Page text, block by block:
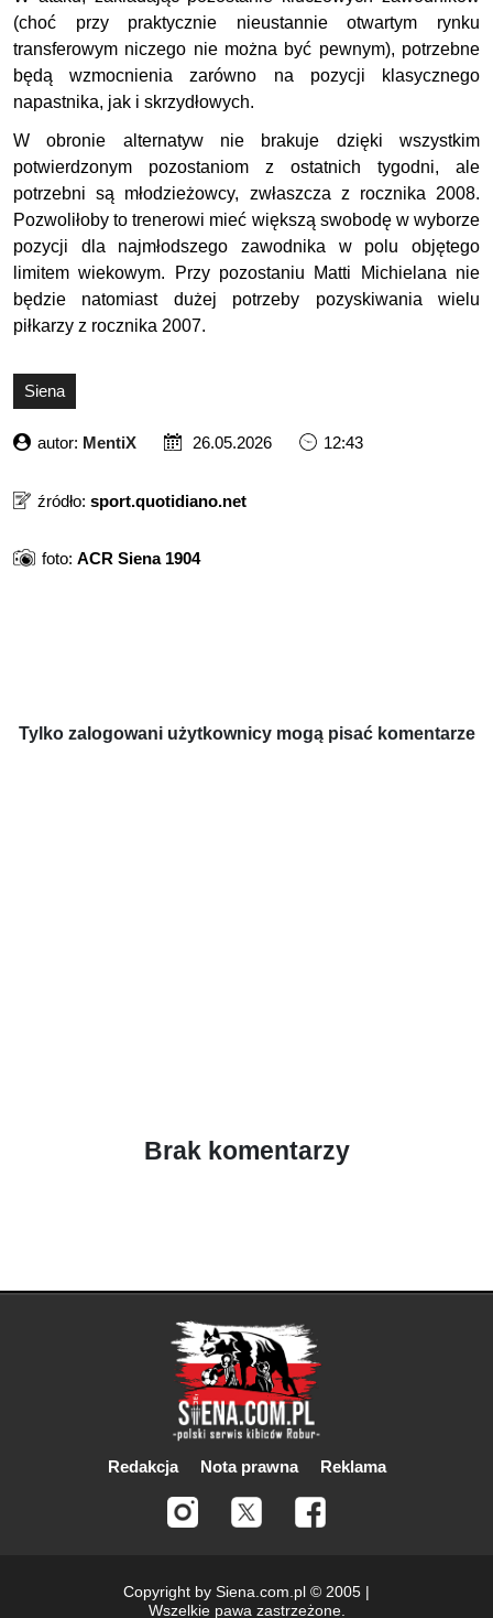
(choć przy praktycznie nieustannie otwartym rynku
transferowym niczego nie można być pewnym), potrzebne
będą wzmocnienia zarówno na pozycji klasycznego
napastnika, jak i skrzydłowych.
W obronie alternatyw nie brakuje dzięki wszystkim
potwierdzonym pozostaniom z ostatnich tygodni, ale
potrzebni są młodzieżowcy, zwłaszcza z rocznika 2008.
Pozwoliłoby to trenerowi mieć większą swobodę w wyborze
pozycji dla najmłodszego zawodnika w polu objętego
limitem wiekowym. Przy pozostaniu Matti Michielana nie
będzie natomiast dużej potrzeby pozyskiwania wielu
piłkarzy z rocznika 2007.
Siena
autor: MentiX 26.05.2026 12:43
źródło: sport.quotidiano.net
foto: ACR Siena 1904
Tylko zalogowani użytkownicy mogą pisać komentarze
Brak komentarzy
Redakcja Nota prawna Reklama
Copyright by Siena.com.pl © 2005 |
Wszelkie pawa zastrzeżone.